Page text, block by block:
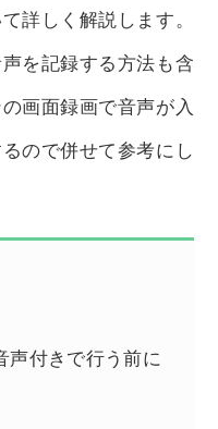
詳しく解説します。
を記録する方法も含
画面録画で音声が入
ので併せて参考にし
声付きで行う前に